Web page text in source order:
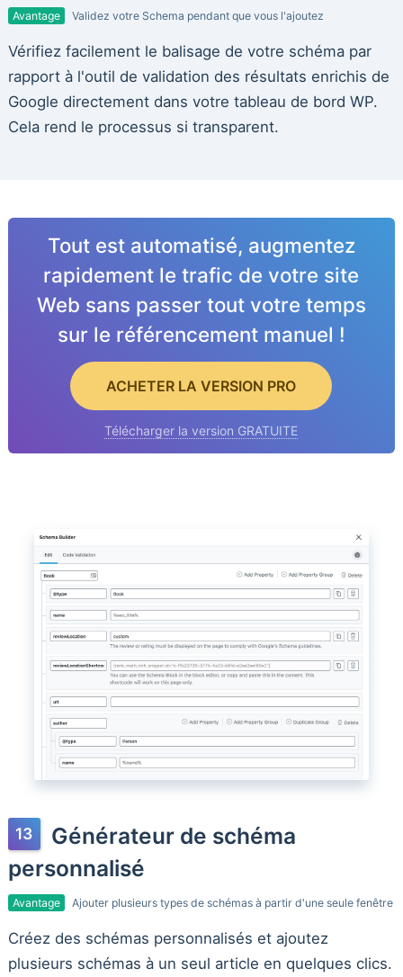
Avantage Validez votre Schema pendant que vous l'ajoutez
Vérifiez facilement le balisage de votre schéma par
rapport à l'outil de validation des résultats enrichis de
Google directement dans votre tableau de bord WP.
Cela rend le processus si transparent.
Tout est automatisé, augmentez
rapidement le trafic de votre site
Web sans passer tout votre temps
sur le référencement manuel !
ACHETER LA VERSION PRO
Télécharger la version GRATUITE
Générateur de schéma
personnalisé
Avantage Ajouter plusieurs types de schémas à partir d'une seule fenêtre
Créez des schémas personnalisés et ajoutez
plusieurs schémas à un seul article en quelques clics.